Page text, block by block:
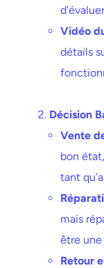
Vidéo
détails
Décision
Vente
bon
tant
mais
être
Retour